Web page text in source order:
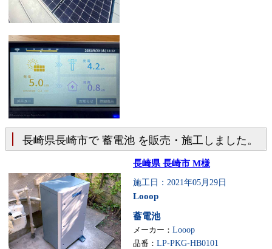
長崎県長崎市で 蓄電池 を販売・施工しました。
長崎県 長崎市 M様
施工日：2021年05月29日
Looop
蓄電池
メーカー： Looop
品番： LP-PKG-HB0101